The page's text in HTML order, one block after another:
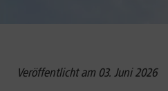
Veröffentlicht am 03. Juni 2026